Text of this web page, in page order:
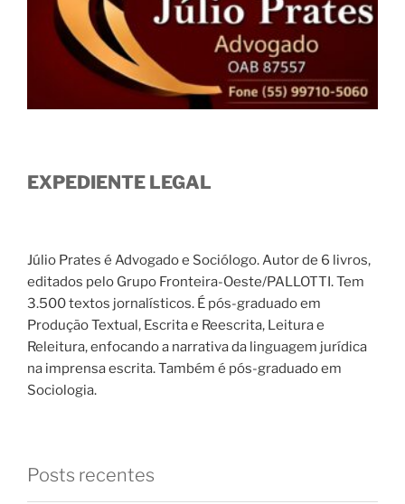
EXPEDIENTE LEGAL
Júlio Prates é Advogado e Sociólogo. Autor de 6 livros,
editados pelo Grupo Fronteira-Oeste/PALLOTTI. Tem
3.500 textos jornalísticos. É pós-graduado em
Produção Textual, Escrita e Reescrita, Leitura e
Releitura, enfocando a narrativa da linguagem jurídica
na imprensa escrita. Também é pós-graduado em
Sociologia.
Posts recentes